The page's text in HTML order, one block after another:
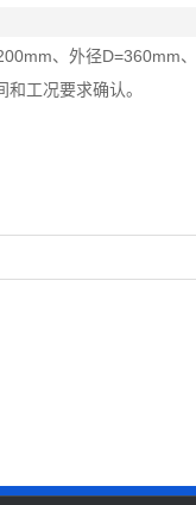
、外径D=360mm
工况要求确认。